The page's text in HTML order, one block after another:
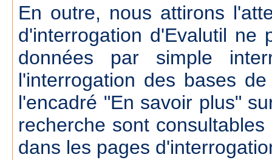
En outre, nous attirons
d'interrogation d'Evalutil ne
données par simple
l'interrogation des bases
l'encadré "En savoir plus"
recherche sont
dans les pages